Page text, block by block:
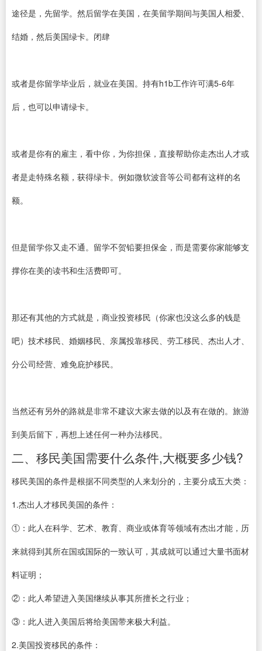
途径是，先留学。然后留学在美国，在美留学期间与美国人相爱、
结婚，然后美国绿卡。闭肆
或者是你留学毕业后，就业在美国。持有h1b工作许可满5-6年
后，也可以申请绿卡。
或者是你有的雇主，看中你，为你担保，直接帮助你走杰出人才或
者是走特殊名额，获得绿卡。例如微软波音等公司都有这样的名
额。
但是留学你又走不通。留学不贺铅要担保金，而是需要你家能够支
撑你在美的读书和生活费即可。
那还有其他的方式就是，商业投资移民（你家也没这么多的钱是
吧）技术移民、婚姻移民、亲属投靠移民、劳工移民、杰出人才、
分公司经营、难免庇护移民。
当然还有另外的路就是非常不建议大家去做的以及有在做的。旅游
到美后留下，再想上述任何一种办法移民。
二、移民美国需要什么条件,大概要多少钱?
移民美国的条件是根据不同类型的人来划分的，主要分成五大类：
1.杰出人才移民美国的条件：
①：此人在科学、艺术、教育、商业或体育等领域有杰出才能，历
来就得到其所在国或国际的一致认可，其成就可以通过大量书面材
料证明；
②：此人希望进入美国继续从事其所擅长之行业；
③：此人进入美国后将给美国带来极大利益。
2.美国投资移民的条件：